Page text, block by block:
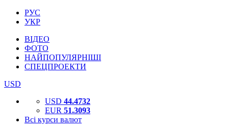
РУС
УКР
ВІДЕО
ФОТО
НАЙПОПУЛЯРНІШІ
СПЕЦПРОЕКТИ
USD
USD 44.4732
EUR 51.3093
Всі курси валют